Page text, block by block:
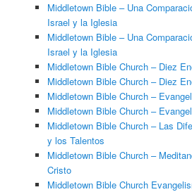
Middletown Bible – Una
Israel y la Iglesia
Middletown Bible – Una
Israel y la Iglesia
Middletown Bible Church – Diez
Middletown Bible Church – Diez
Middletown Bible Church –
Middletown Bible Church –
Middletown Bible Church – Las
y los Talentos
Middletown Bible Church –
Cristo
Middletown Bible Church